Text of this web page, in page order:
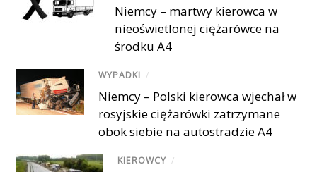
Niemcy – martwy kierowca w
nieoświetlonej ciężarówce na
środku A4
WYPADKI /
Niemcy – Polski kierowca wjechał w
rosyjskie ciężarówki zatrzymane
obok siebie na autostradzie A4
KIEROWCY /